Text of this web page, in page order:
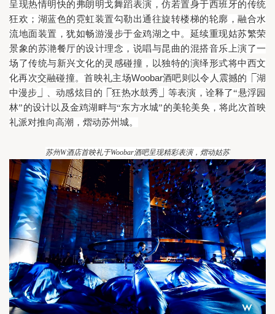
呈现热情明快的弗朗明戈舞蹈表演，仿若置身于西班牙的传统
狂欢；湖蓝色的霓虹装置勾勒出通往旋转楼梯的轮廓，融合水
流地面装置，犹如畅游漫步于金鸡湖之中。延续重现姑苏繁荣
景象的苏滟餐厅的设计理念，说唱与昆曲的混搭音乐上演了一
场了传统与新兴文化的灵感碰撞，以独特的演绎形式将中西文
化再次交融碰撞。首映礼主场Woobar酒吧则以令人震撼的 ⎾湖
中漫步
、动感炫目的 ⎾狂热水鼓秀
等表演，诠释了“悬浮园
林”的设计以及金鸡湖畔与“东方水城”的美轮美奂，将此次首映
礼派对推向高潮，熠动苏州城。
苏州W酒店首映礼于Woobar酒吧呈现精彩表演，熠动姑苏